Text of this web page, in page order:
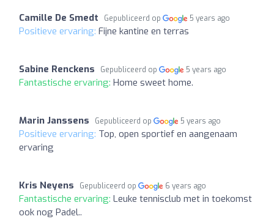
Camille De Smedt Gepubliceerd op 5 years ago
Positieve ervaring: Fijne kantine en terras
Sabine Renckens Gepubliceerd op 5 years ago
Fantastische ervaring: Home sweet home.
Marin Janssens Gepubliceerd op 5 years ago
Positieve ervaring: Top, open sportief en aangenaam
ervaring
Kris Neyens Gepubliceerd op 6 years ago
Fantastische ervaring: Leuke tennisclub met in toekomst
ook nog Padel..